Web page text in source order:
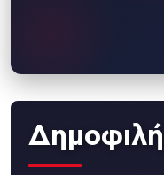
Δημοφιλή